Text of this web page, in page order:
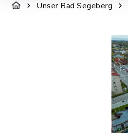
Unser Bad Segeberg